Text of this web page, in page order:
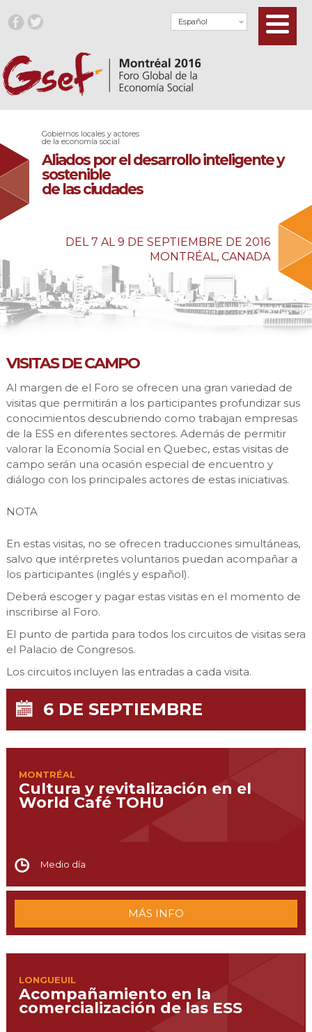
Español
Gobiernos locales y actores
de la economía social
Aliados por el desarrollo inteligente y
sostenible
de las ciudades
DEL 7 AL 9 DE SEPTIEMBRE DE 2016
MONTRÉAL, CANADA
VISITAS DE CAMPO
Al margen de el Foro se ofrecen una gran variedad de
visitas que permitirán a los participantes profundizar sus
conocimientos descubriendo como trabajan empresas
de la ESS en diferentes sectores. Además de permitir
valorar la Economía Social en Quebec, estas visitas de
campo serán una ocasión especial de encuentro y
diálogo con los principales actores de estas iniciativas.
NOTA
En estas visitas, no se ofrecen traducciones simultáneas,
salvo que intérpretes voluntarios puedan acompañar a
los participantes (inglés y español).
Deberá escoger y pagar estas visitas en el momento de
inscribirse al Foro.
El punto de partida para todos los circuitos de visitas sera
el Palacio de Congresos.
Los circuitos incluyen las entradas a cada visita.
6 DE SEPTIEMBRE
MONTRÉAL
Cultura y revitalización en el
World Café TOHU
Medio día
MÁS INFO
LONGUEUIL
Acompañamiento en la
comercialización de las ESS